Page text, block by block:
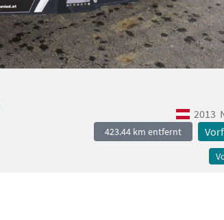
2013
423.44 km entfernt